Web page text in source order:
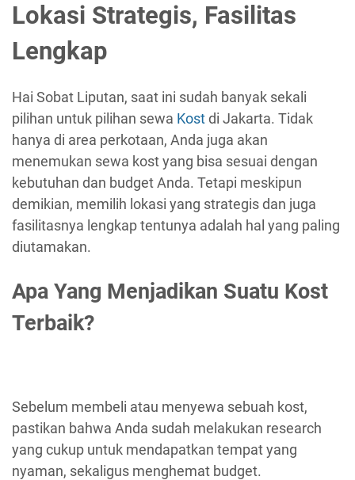
Lokasi Strategis, Fasilitas
Lengkap
Hai Sobat Liputan, saat ini sudah banyak sekali
pilihan untuk pilihan sewa Kostdi Jakarta. Tidak
hanya di area perkotaan, Anda juga akan
menemukan sewa kost yang bisa sesuai dengan
kebutuhan dan budget Anda. Tetapi meskipun
demikian, memilih lokasi yang strategis dan juga
fasilitasnya lengkap tentunya adalah hal yang paling
diutamakan.
Apa Yang Menjadikan Suatu Kost
Terbaik?
Sebelum membeli atau menyewa sebuah kost,
pastikan bahwa Anda sudah melakukan research
yang cukup untuk mendapatkan tempat yang
nyaman, sekaligus menghemat budget.